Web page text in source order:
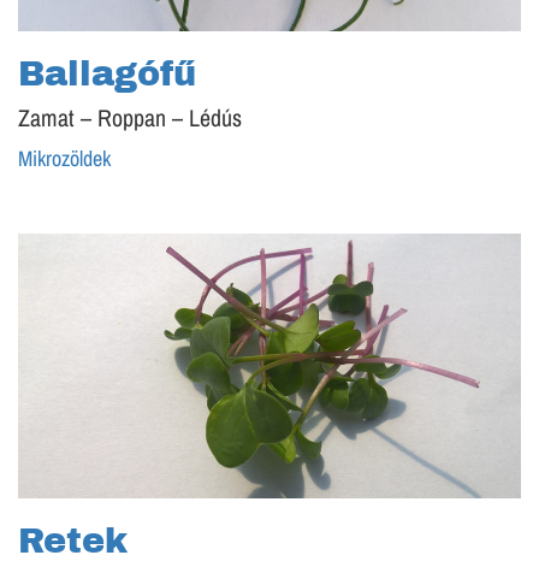
Ballagófű
Zamat – Roppan – Lédús
Mikrozöldek
Retek